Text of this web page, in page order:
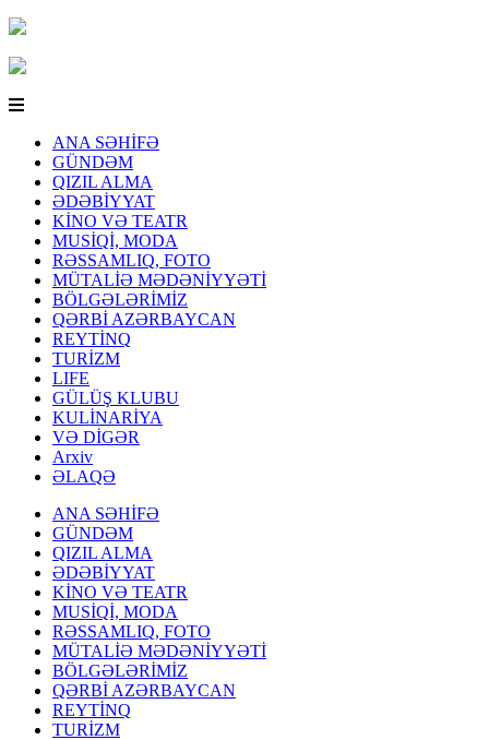
ANA SƏHİFƏ
GÜNDƏM
QIZIL ALMA
ƏDƏBİYYAT
KİNO VƏ TEATR
MUSİQİ, MODA
RƏSSAMLIQ, FOTO
MÜTALİƏ MƏDƏNİYYƏTİ
BÖLGƏLƏRİMİZ
QƏRBİ AZƏRBAYCAN
REYTİNQ
TURİZM
LIFE
GÜLÜŞ KLUBU
KULİNARİYA
VƏ DİGƏR
Arxiv
ƏLAQƏ
ANA SƏHİFƏ
GÜNDƏM
QIZIL ALMA
ƏDƏBİYYAT
KİNO VƏ TEATR
MUSİQİ, MODA
RƏSSAMLIQ, FOTO
MÜTALİƏ MƏDƏNİYYƏTİ
BÖLGƏLƏRİMİZ
QƏRBİ AZƏRBAYCAN
REYTİNQ
TURİZM